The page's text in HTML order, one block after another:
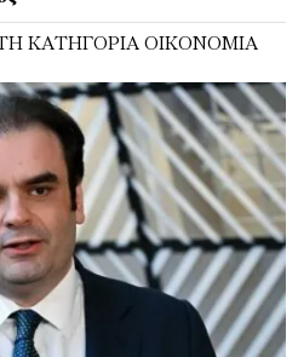
ΚΑΤΗΓΟΡΊΑ ΟΙΚΟΝΟΜΊΑ